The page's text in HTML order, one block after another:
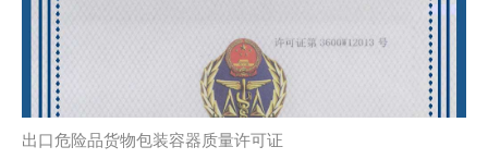
出口危险品货物包装容器质量许可证